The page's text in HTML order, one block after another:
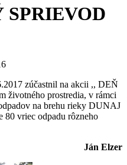
SPRIEVOD
zúčastnil na akcii ,, DEŇ
životného prostredia, v rámci
na brehu rieky DUNAJ
80 vriec odpadu rôzneho
Ján Elzer